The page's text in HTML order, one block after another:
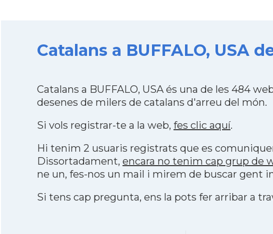
Catalans a BUFFALO, USA
Catalans a BUFFALO, USA és una de les 484
desenes de milers de catalans d'arreu del món.
Si vols registrar-te a la web, fes clic aquí.
Hi tenim 2 usuaris registrats que es
Dissortadament, encara no tenim cap grup de
ne un, fes-nos un mail i mirem de buscar gent
Si tens cap pregunta, ens la pots fer arribar a